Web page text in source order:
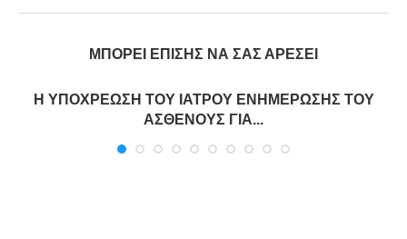
ΜΠΟΡΕΊ ΕΠΊΣΗΣ ΝΑ ΣΑΣ ΑΡΈΣΕΙ
Η ΥΠΟΧΡΕΩΣΗ ΤΟΥ ΙΑΤΡΟΥ ΕΝΗΜΕΡΩΣΗΣ ΤΟΥ
ΑΣΘΕΝΟΥΣ ΓΙΑ...